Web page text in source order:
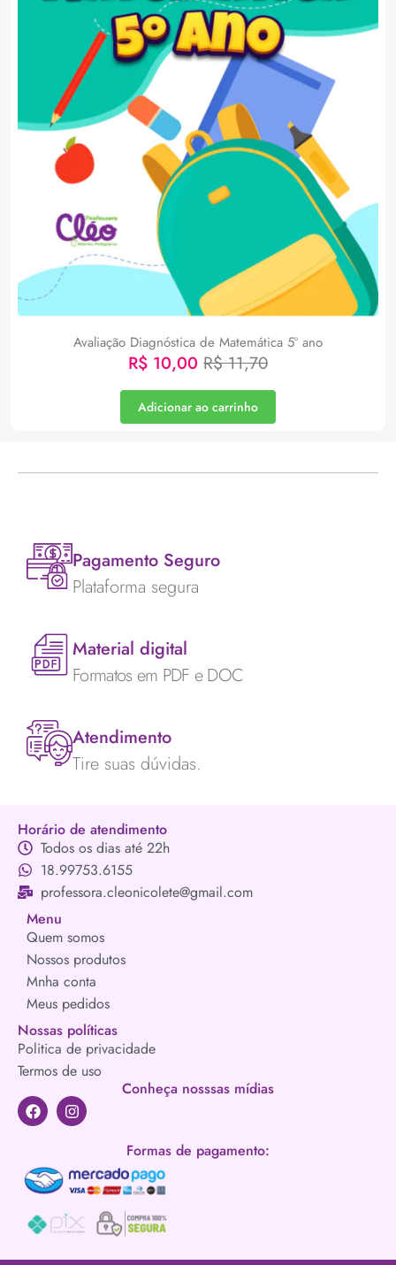
Avaliação Diagnóstica de Matemática 5º ano
R$ 10,00 R$11,70
Adicionar ao carrinho
Pagamento Seguro
Plataforma segura
Material digital
Formatos em PDF e DOC
Atendimento
Tire suas dúvidas.
Horário de atendimento
Todos os dias até 22h
18.99753.6155
professora.cleonicolete@gmail.com
Menu
Quem somos
Nossos produtos
Mnha conta
Meus pedidos
Nossas políticas
Politica de privacidade
Termos de uso
Conheça nosssas mídias
Formas de pagamento: